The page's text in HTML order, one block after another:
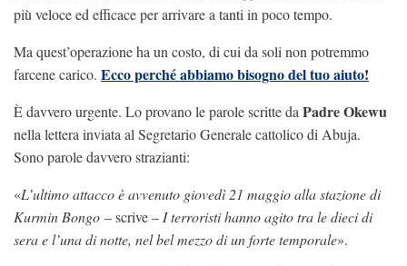
più veloce ed efficace per arrivare a tanti in poco tempo.
Ma quest’operazione ha un costo, di cui da soli non potremmo
farcene carico. Ecco perché abbiamo bisogno del tuo aiuto!
È davvero urgente. Lo provano le parole scritte da Padre Okewu
nella lettera inviata al Segretario Generale cattolico di Abuja.
Sono parole davvero strazianti:
«L’ultimo attacco è avvenuto giovedì 21 maggio alla stazione di
Kurmin Bongo – scrive – I terroristi hanno agito tra le dieci di
sera e l’una di notte, nel bel mezzo di un forte temporale».